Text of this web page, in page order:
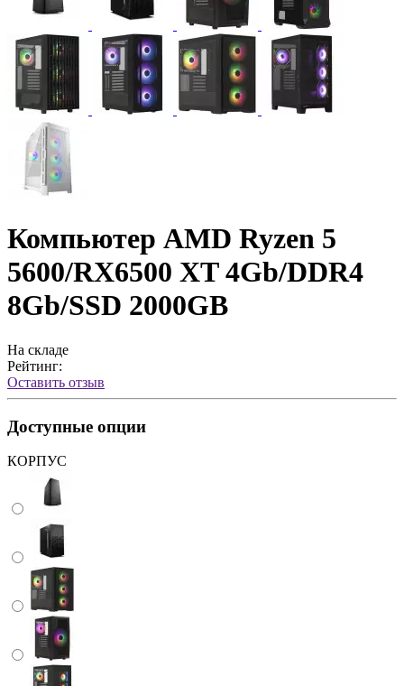
Компьютер AMD Ryzen 5
5600/RX6500 XT 4Gb/DDR4
8Gb/SSD 2000GB
На складе
Рейтинг:
Оставить отзыв
Доступные опции
КОРПУС